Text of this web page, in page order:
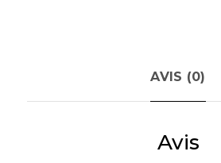
AVIS (0)
Avis